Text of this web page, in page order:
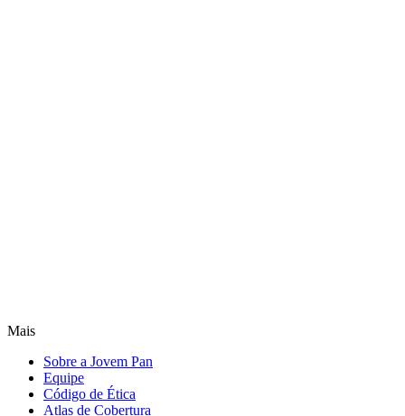
Mais
Sobre a Jovem Pan
Equipe
Código de Ética
Atlas de Cobertura